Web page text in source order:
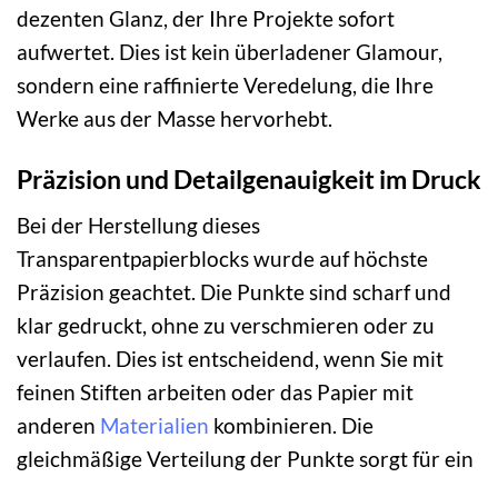
dezenten Glanz, der Ihre Projekte sofort
aufwertet. Dies ist kein überladener Glamour,
sondern eine raffinierte Veredelung, die Ihre
Werke aus der Masse hervorhebt.
Präzision und Detailgenauigkeit im Druck
Bei der Herstellung dieses
Transparentpapierblocks wurde auf höchste
Präzision geachtet. Die Punkte sind scharf und
klar gedruckt, ohne zu verschmieren oder zu
verlaufen. Dies ist entscheidend, wenn Sie mit
feinen Stiften arbeiten oder das Papier mit
anderen Materialien kombinieren. Die
gleichmäßige Verteilung der Punkte sorgt für ein